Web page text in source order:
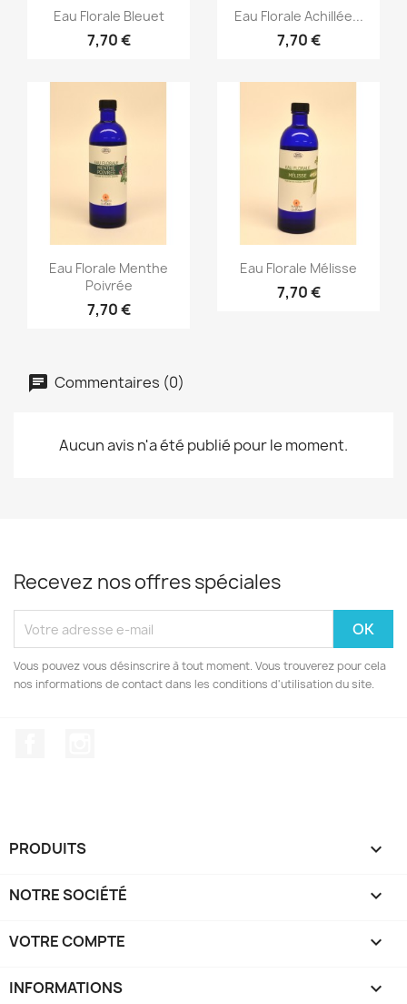
Aperçu rapide
Eau Florale Bleuet
7,70 €
 Aperçu rapide
Eau Florale Achillée...
7,70 €
Aperçu rapide
Eau Florale Menthe
Poivrée
7,70 €
Aperçu rapide
Eau Florale Mélisse
7,70 €
Commentaires (0)
Aucun avis n'a été publié pour le moment.
Recevez nos offres spéciales
Vous pouvez vous désinscrire à tout moment. Vous trouverez pour cela
nos informations de contact dans les conditions d'utilisation du site.
PRODUITS 
NOTRE SOCIÉTÉ 
VOTRE COMPTE 
INFORMATIONS keyboard_arrow_down